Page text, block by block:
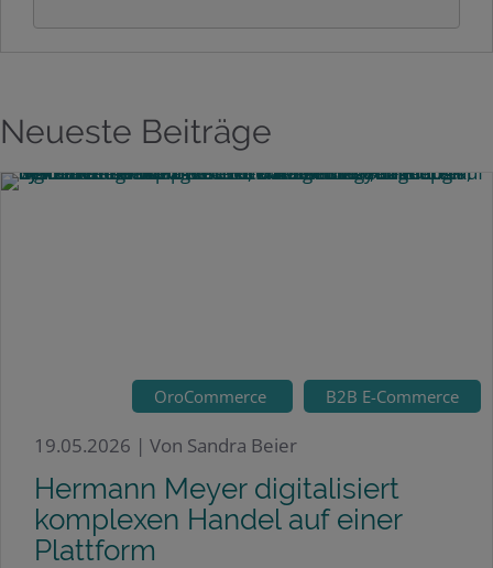
Neueste Beiträge
OroCommerce B2B E-Commerce
19.05.2026 | Von Sandra Beier
Hermann Meyer digitalisiert
komplexen Handel auf einer
Plattform